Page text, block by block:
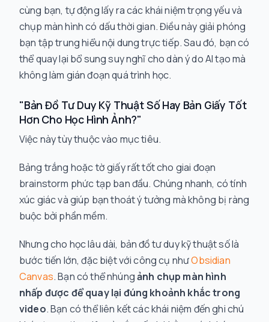
cùng bạn, tự động lấy ra các khái niệm trọng yếu và
chụp màn hình có dấu thời gian. Điều này giải phóng
bạn tập trunghiểunội dung trực tiếp. Sau đó, bạn có
thể quay lại bổ sung suy nghĩ cho dàn ý do AI tạo mà
không làm gián đoạn quá trình học.
"Bản Đồ Tư Duy Kỹ Thuật Số Hay Bản Giấy Tốt
Hơn Cho Học Hình Ảnh?"
Việc này tùy thuộc vào mục tiêu.
Bảng trắng hoặc tờ giấy rất tốt cho giai đoạn
brainstorm phức tạp ban đầu. Chúng nhanh, có tính
xúc giác và giúp bạn thoát ý tưởng mà không bị ràng
buộc bởi phần mềm.
Nhưng cho học lâu dài, bản đồ tư duy kỹ thuật số là
bước tiến lớn, đặc biệt với công cụ nhưObsidian
Canvas. Bạn có thể nhúngảnh chụp màn hình
nhấp được để quay lại đúng khoảnh khắc trong
video. Bạn có thể liên kết các khái niệm đến ghi chú